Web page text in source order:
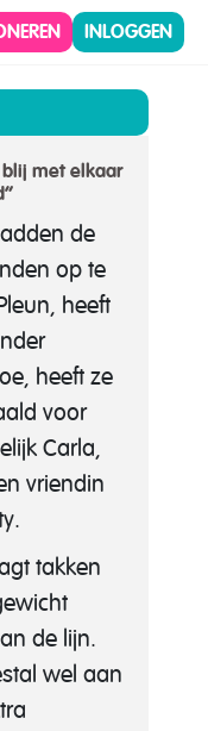
INLOGGEN
blij met elkaar
de
op te
heeft
heeft ze
voor
Carla,
vriendin
takken
de lijn.
wel aan